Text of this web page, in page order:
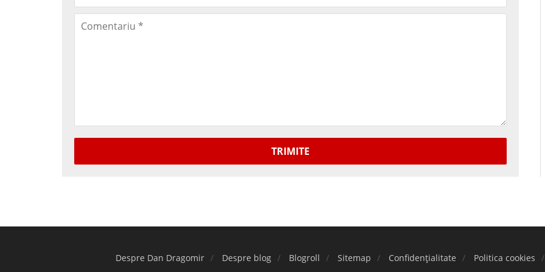
TRIMITE
Despre Dan Dragomir Despre blog Blogroll Sitemap Confidențialitate Politica cookies